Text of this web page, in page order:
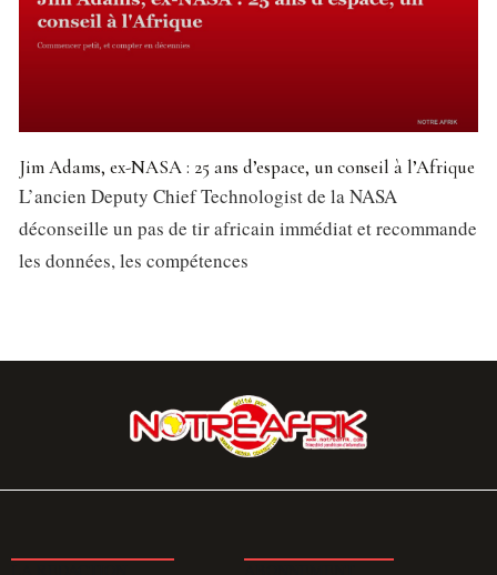
Jim Adams, ex-NASA : 25 ans d’espace, un conseil à l’Afrique
L’ancien Deputy Chief Technologist de la NASA
déconseille un pas de tir africain immédiat et recommande
les données, les compétences